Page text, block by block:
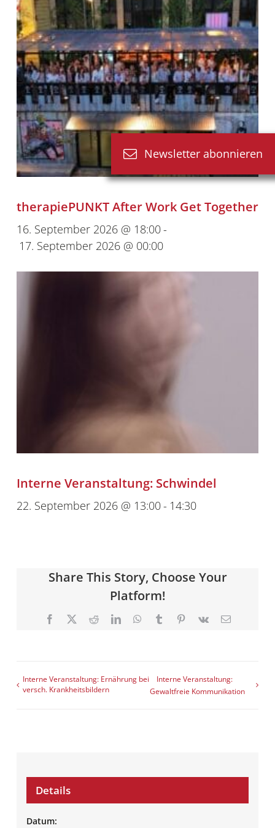
therapiePUNKT After Work Get Together
16. September 2026 @ 18:00-
17. September 2026 @ 00:00
Interne Veranstaltung: Schwindel
22. September 2026 @ 13:00- 14:30
Share This Story, Choose Your
Platform!
Facebook
X RedditLinkedInWhatsApp
TumblrPinterest
Vk
E-
Interne Veranstaltung: Ernährung bei
versch. Krankheitsbildern
Interne Veranstaltung:
Gewaltfreie Kommunikation
Details
Datum:
Newsletter abonnieren